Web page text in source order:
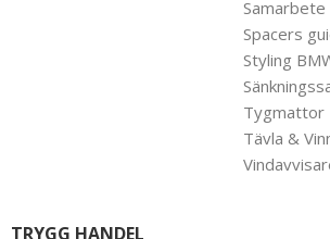
Samarbete
Spacers
Styling
Tygmattor
Tävla &
TRYGG HANDEL